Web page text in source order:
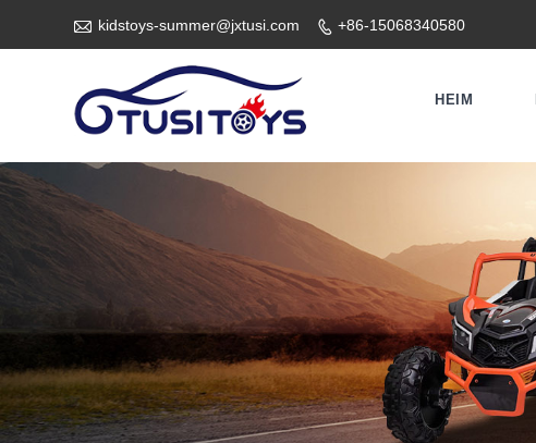
 kidstoys-summer@jxtusi.com  +86-15068340580
HEIM